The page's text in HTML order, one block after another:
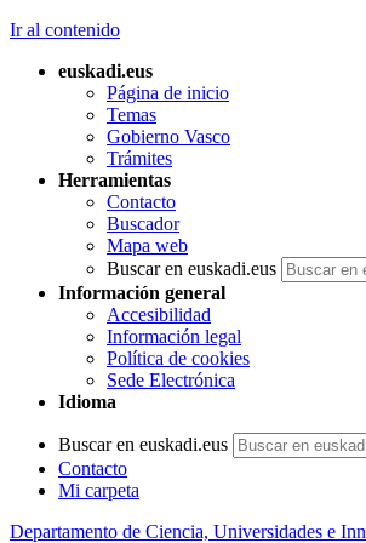
Ir al contenido
euskadi.eus
Página de inicio
Temas
Gobierno Vasco
Trámites
Herramientas
Contacto
Buscador
Mapa web
Buscar en euskadi.eus
Información general
Accesibilidad
Información legal
Política de cookies
Sede Electrónica
Idioma
Buscar en euskadi.eus
Contacto
Mi carpeta
Departamento de Ciencia, Universidades e